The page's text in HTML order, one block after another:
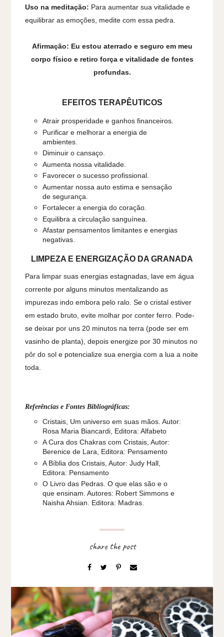
Uso na meditação: Para aumentar sua vitalidade e
equilibrar as emoções, medite com essa pedra.
Afirmação: Eu estou aterrado e seguro em meu
corpo físico e retiro força e vitalidade de fontes
profundas.
EFEITOS TERAPÊUTICOS
Atrair prosperidade e ganhos financeiros.
Purificar e melhorar a energia de
ambientes.
Diminuir o cansaço.
Aumenta nossa vitalidade.
Favorecer o sucesso profissional.
Aumentar nossa auto estima e sensação
de segurança.
Fortalecer a energia do coração.
Equilibra a circulação sanguínea.
Afastar pensamentos limitantes e energias
negativas.
LIMPEZA E ENERGIZAÇÃO DA GRANADA
Para limpar suas energias estagnadas, lave em água
corrente por alguns minutos mentalizando as
impurezas indo embora pelo ralo. Se o cristal estiver
em estado bruto, evite molhar por conter ferro. Pode-
se deixar por uns 20 minutos na terra (pode ser em
vasinho de planta), depois energize por 30 minutos no
pôr do sol e potencialize sua energia com a lua a noite
toda.
Referências e Fontes Bibliográficas:
Cristais, Um universo em suas mãos. Autor:
Rosa Maria Biancardi, Editora: Alfabeto
A Cura dos Chakras com Cristais, Autor:
Berenice de Lara, Editora: Pensamento
A Bíblia dos Cristais, Autor: Judy Hall,
Editora: Pensamento
O Livro das Pedras. O que elas são e o
que ensinam. Autores: Robert Simmons e
Naisha Ahsian. Editora: Madras.